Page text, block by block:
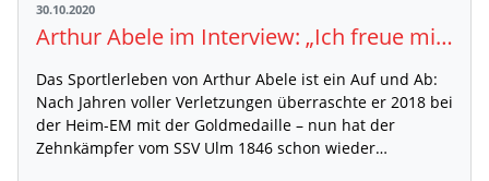
30.10.2020
Arthur Abele im Interview: „Ich freue mich über jeden Tempolauf"
Das Sportlerleben von Arthur Abele ist ein Auf und Ab:
Nach Jahren voller Verletzungen überraschte er 2018 bei
der Heim-EM mit der Goldmedaille – nun hat der
Zehnkämpfer vom SSV Ulm 1846 schon wieder…